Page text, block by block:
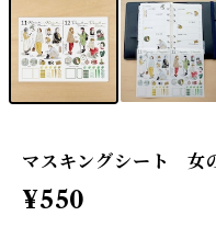
マスキングシート 女
¥550